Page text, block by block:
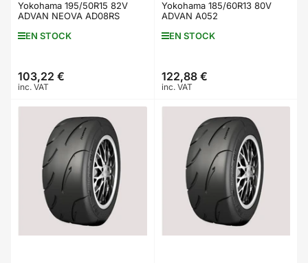
Yokohama 195/50R15 82V
ADVAN NEOVA AD08RS
EN STOCK
Prix
103,22 €
inc. VAT
Yokohama 185/60R13 80V
ADVAN A052
EN STOCK
Prix
122,88 €
inc. VAT